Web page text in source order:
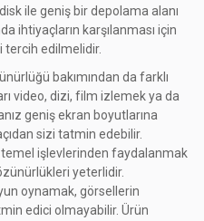
ile geniş bir depolama alanı
ihtiyaçların karşılanması için
tercih edilmelidir.
bakımından da farklı
video, dizi, film izlemek ya da
geniş ekran boyutlarına
sizi tatmin edebilir.
işlevlerinden faydalanmak
yeterlidir.
oynamak, görsellerin
edici olmayabilir. Ürün